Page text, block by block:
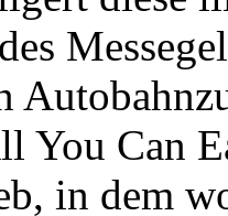
You Can
in dem